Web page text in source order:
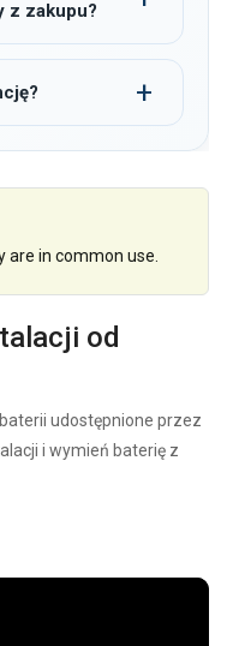
z zakupu?
are in common use.
od
udostępnione przez
i wymień baterię z